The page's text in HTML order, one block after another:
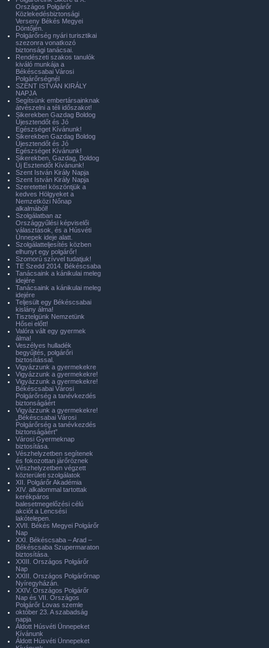
Országos Polgárőr
Közlekedésbiztonsági
Verseny Békés Megyei
Döntőjén.
Polgárőrség nyári turisztikai
szezonra vonatkozó
biztonsági tanácsai.
Rendészeti szakos tanulók
kiváló munkája a
Békéscsabai Városi
Polgárőrségnél
SZENT ISTVÁN KIRÁLY
NAPJA
Segítsünk embertársainknak
átvészelni a téli időszakot!
Sikerekben Gazdag Boldog
Újesztendőt és Jó
Egészséget Kívánunk!
Sikerekben Gazdag Boldog
Újesztendőt és Jó
Egészséget Kívánunk!
Sikerekben, Gazdag, Boldog
Új Esztendőt Kívánunk!
Szent István Király Napja
Szent István Király Napja
Szeretettel köszöntjük a
kedves Hölgyeket a
Nemzetközi Nőnap
alkalmából!
Szolgálatban az
Országgyűlési képviselői
választások, és a Húsvéti
Ünnepek ideje alatt.
Szolgálatteljesítés közben
elhunyt egy polgárőr!
Szomorú szívvel tudatjuk!
TE Szedd 2014. Békéscsaba
Tanácsaink a kánikulai meleg
idejére
Tanácsaink a kánikulai meleg
idejére
Teljesült egy Békéscsabai
kislány álma!
Tisztelgünk Nemzetünk
Hősei előtt!
Valóra vált egy gyermek
álma!
Veszélyes hulladék
begyűjtés, polgárőri
biztosítással.
Vigyázzunk a gyermekekre
Vigyázzunk a gyermekekre!
Vigyázzunk a gyermekekre!
Békéscsabai Városi
Polgárőrség a tanévkezdés
biztonságáért
Vigyázzunk a gyermekekre!
„Békéscsabai Városi
Polgárőrség a tanévkezdés
biztonságáért”
Városi Gyermeknap
biztosítása.
Vészhelyzetben segítenek
és fokozottan járőröznek
Vészhelyzetben végzett
közterületi szolgálatok
XII. Polgárőr Akadémia
XIV. alkalommal tartottak
kerékpáros
balesetmegelőzési célú
akciót a Lencsési
lakótelepen.
XVII. Békés Megyei Polgárőr
Nap
XXI. Békéscsaba – Arad –
Békéscsaba Szupermaraton
biztosítása.
XXIII. Országos Polgárőr
Nap
XXIII. Országos Polgárőrnap
Nyíregyházán.
XXIV. Országos Polgárőr
Nap és VII. Országos
Polgárőr Lovas szemle
október 23. A szabadság
napja
Áldott Húsvéti Ünnepeket
Kívánunk
Áldott Húsvéti Ünnepeket